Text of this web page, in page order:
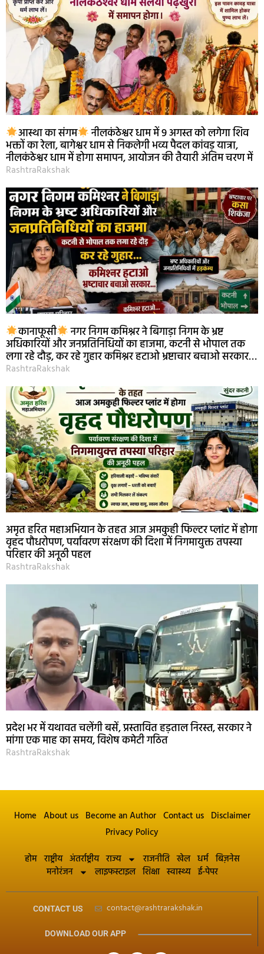
आस्था का संगम नीलकंठेश्वर धाम में 9 अगस्त को लगेगा शिव
भक्तों का रेला, बागेश्वर धाम से निकलेगी भव्य पैदल कांवड़ यात्रा,
नीलकंठेश्वर धाम में होगा समापन, आयोजन की तैयारी अंतिम चरण में
RashtraRakshak
कानाफूसी नगर निगम कमिश्नर ने बिगाड़ा निगम के भ्रष्ट
अधिकारियों और जनप्रतिनिधियों का हाजमा, कटनी से भोपाल तक
लगा रहे दौड़, कर रहे गुहार कमिश्नर हटाओ भ्रष्टाचार बचाओ सरकार…
RashtraRakshak
अमृत हरित महाअभियान के तहत आज अमकुही फिल्टर प्लांट में होगा
वृहद पौधरोपण, पर्यावरण संरक्षण की दिशा में निगमायुक्त तपस्या
परिहार की अनूठी पहल
RashtraRakshak
प्रदेश भर में यथावत चलेंगी बसें, प्रस्तावित हड़ताल निरस्त, सरकार ने
मांगा एक माह का समय, विशेष कमेटी गठित
RashtraRakshak
Home About us Become an Author Contact us Disclaimer
Privacy Policy
होम राष्ट्रीय अंतर्राष्ट्रीय राज्य राजनीति खेल धर्म बिज़नेस
मनोरंजन
लाइफस्टाइल शिक्षा स्वास्थ्य ई-पेपर
CONTACT US contact@rashtrarakshak.in
DOWNLOAD OUR APP